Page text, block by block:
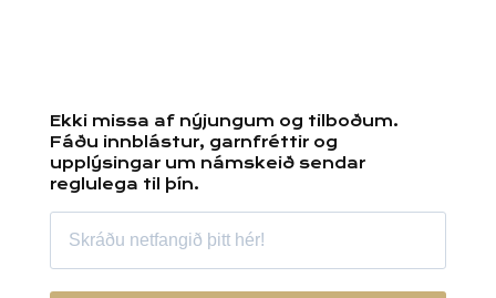
Ekki missa af nýjungum og tilboðum.
Fáðu innblástur, garnfréttir og
upplýsingar um námskeið sendar
reglulega til þín.